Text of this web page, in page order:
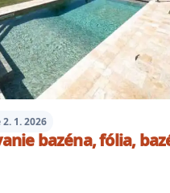
1. 2026
bazéna, fólia,